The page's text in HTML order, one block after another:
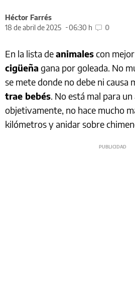
Héctor Farrés
18 de abril de 2025
06:30 h 0
En la lista deanimalescon
cigüeña gana por goleada. No
se mete donde no debe ni causa
trae bebés. No está mal para un
objetivamente, no hace mucho
kilómetros y anidar sobre